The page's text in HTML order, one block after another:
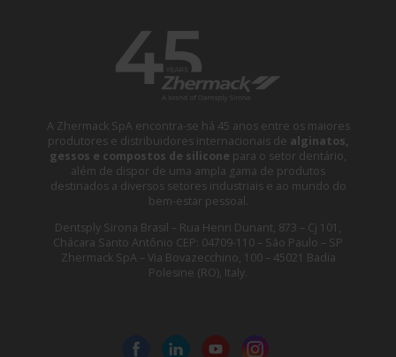
A Zhermack SpA encontra-se há 45 anos entre os maiores
produtores e distribuidores internacionais de alginatos,
gessos e compostos de silicone para o setor dentário,
além de dispor de uma ampla gama de produtos
destinados a diversos setores industriais e ao mundo do
bem-estar pessoal.
Dentsply Sirona Brasil – Rua Henri Dunant, 873 – Cj 101,
Chácara Santo Antônio CEP: 04709-110 – São Paulo – SP
Zhermack SpA – Via Bovazecchino, 100 – 45021 Badia
Polesine (RO), Italy.